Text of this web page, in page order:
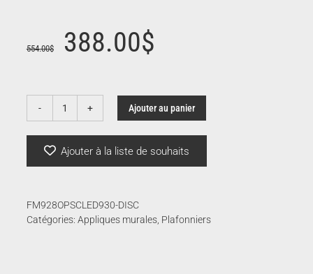
554.00$
Le
initial
était :
554.00$.
388.00$
actuel
est :
388.00$.
quantité
Ajouter au panier
Ajouter à la liste de souhaits
FM928OPSCLED930-DISC
Catégories: Appliques murales, Plafonniers